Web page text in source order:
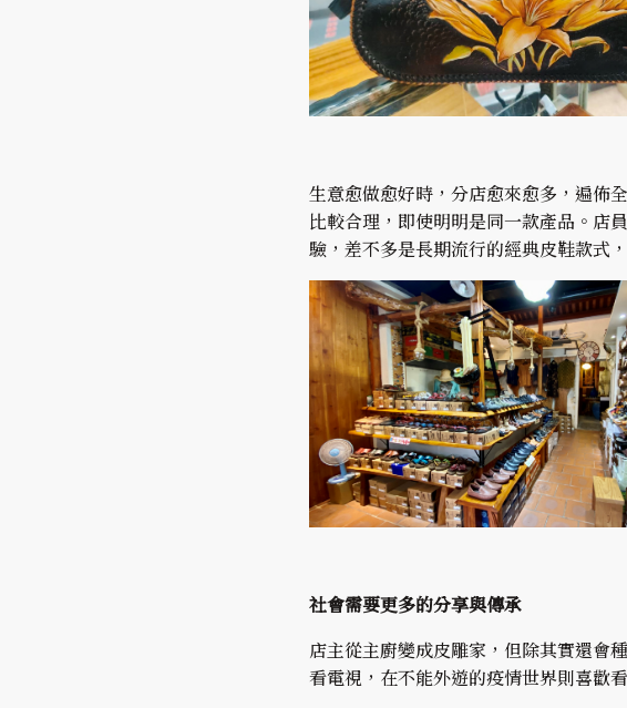
生意愈做愈好時，分店愈來愈多，遍佈
比較合理，即使明明是同一款產品。店
驗，差不多是長期流行的經典皮鞋款式
社會需要更多的分享與傳承
店主從主廚變成皮雕家，但除其實還會
看電視，在不能外遊的疫情世界則喜